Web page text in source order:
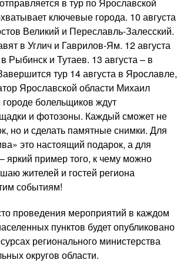
ключевые города. 10 августа
Великий и Переславль-Залесский.
в Углич и Гаврилов-Ям. 12 августа
Рыбинск и Тутаев. 13 августа – в
тур 14 августа в Ярославле,
Ярославской области Михаил
болельщиков ждут
и фотозоны. Каждый сможет не
но и сделать памятные снимки. Для
это настоящий подарок, а для
яркий пример того, к чему можно
жителей и гостей региона
событиям!
проведения мероприятий в каждом
пунктов будет опубликовано
регионального министерства
округов области.